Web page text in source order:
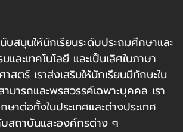
สนุนให้นักเรียนระดับประถมศึกษาและ
ละเทคโนโลยี และเป็นเลิศในภาษา
ร์ เราส่งเสริมให้นักเรียนมีทักษะใน
มารถและพรสวรรค์เฉพาะบุคคล เรา
ต่อทั้งในประเทศและต่างประเทศ
บสถาบันและองค์กรต่าง ๆ